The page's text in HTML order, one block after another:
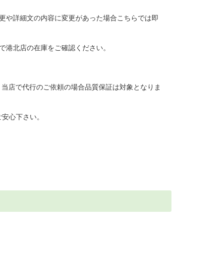
や詳細文の内容に変更があった場合こちらでは即
北店の在庫をご確認ください。
店で代行のご依頼の場合品質保証は対象となりま
心下さい。